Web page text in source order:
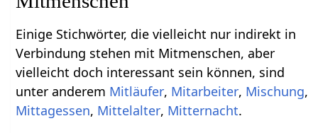
Einige Stichwörter, die vielleicht nur indirekt in
Verbindung stehen mit Mitmenschen‏‎, aber
vielleicht doch interessant sein können, sind
unter anderem
, ,
,
, ,
.